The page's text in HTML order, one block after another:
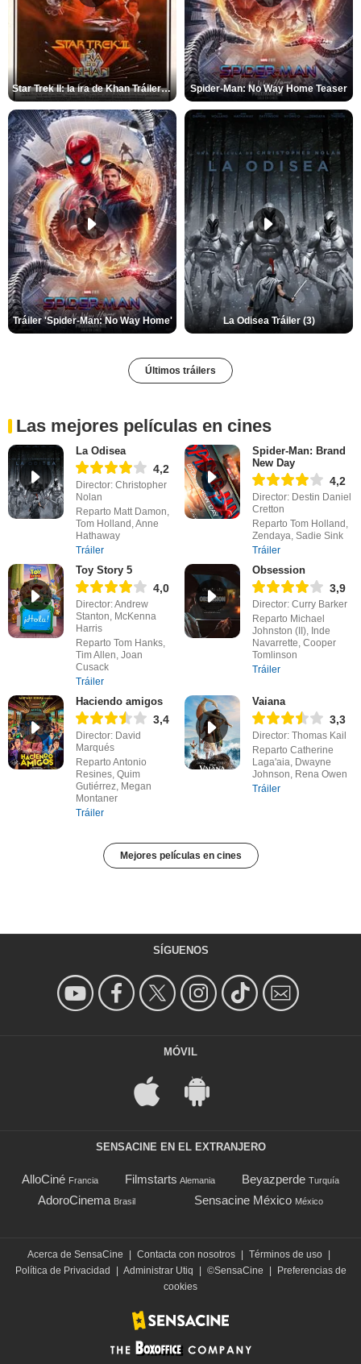
Star Trek II: la ira de Khan Tráiler VO Spider-Man: No Way Home Teaser
Tráiler 'Spider-Man: No Way Home' La Odisea Tráiler (3)
Últimos tráilers
Las mejores películas en cines
La Odisea
4,2
Director: Christopher
Nolan
Reparto Matt Damon,
Tom Holland, Anne
Hathaway
Tráiler
Spider-Man: Brand
New Day
4,2
Director: Destin Daniel
Cretton
Reparto Tom Holland,
Zendaya, Sadie Sink
Tráiler
Toy Story 5
4,0
Director: Andrew
Stanton, McKenna
Harris
Reparto Tom Hanks,
Tim Allen, Joan
Cusack
Tráiler
Obsession
3,9
Director: Curry Barker
Reparto Michael
Johnston (II), Inde
Navarrette, Cooper
Tomlinson
Tráiler
Haciendo amigos
3,4
Director: David
Marqués
Reparto Antonio
Resines, Quim
Gutiérrez, Megan
Montaner
Tráiler
Vaiana
3,3
Director: Thomas Kail
Reparto Catherine
Laga'aia, Dwayne
Johnson, Rena Owen
Tráiler
Mejores películas en cines
SÍGUENOS
MÓVIL
SENSACINE EN EL EXTRANJERO
AlloCiné Francia Filmstarts Alemania Beyazperde Turquía
AdoroCinema Brasil Sensacine México México
Acerca de SensaCine Contacta con nosotros Términos de uso
Política de Privacidad
Administrar Utiq ©SensaCine
Preferencias de
cookies